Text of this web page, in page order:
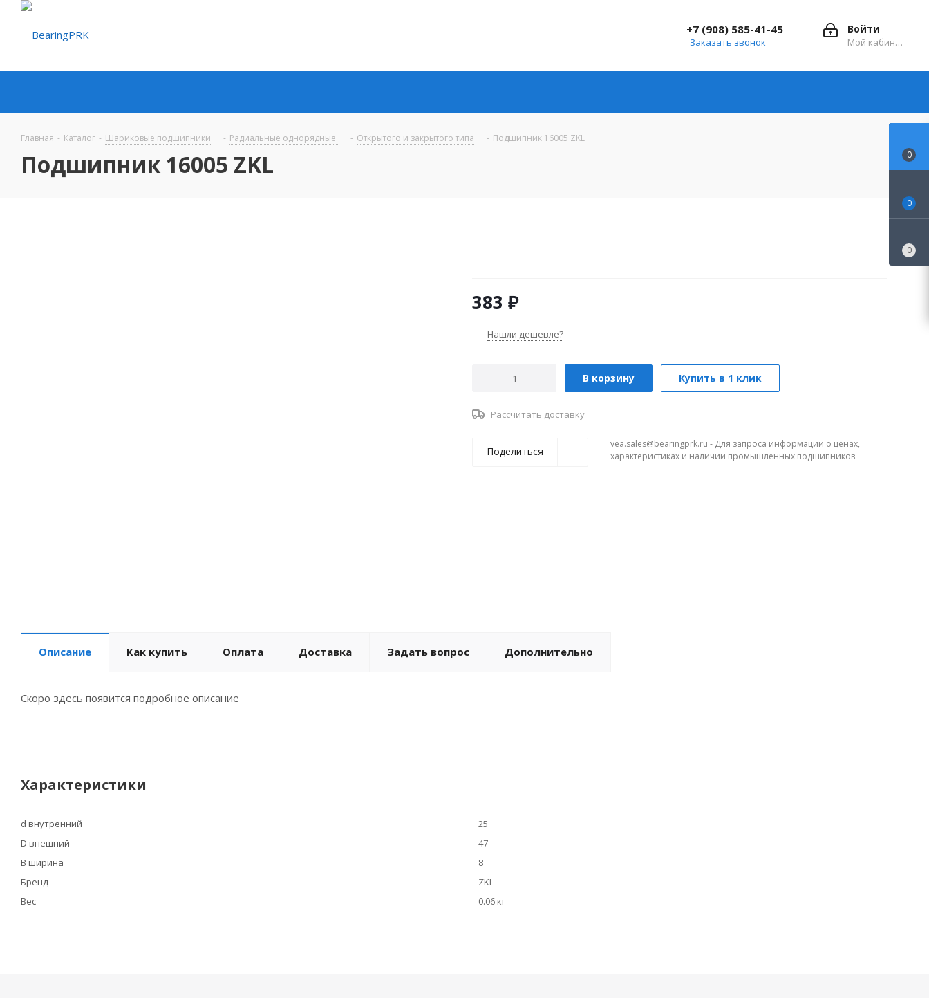
Войти
Мой кабинет
+7 (908) 585-41-45
Заказать звонок
Главная - Каталог - Шариковые подшипники - Радиальные однорядные - Открытого и закрытого типа - Подшипник 16005 ZKL
Подшипник 16005 ZKL
383 ₽
Нашли дешевле?
В корзину Купить в 1 клик
Рассчитать доставку
Поделиться
vea.sales@bearingprk.ru - Для запроса информации о ценах,
характеристиках и наличии промышленных подшипников.
Описание Как купить Оплата Доставка Задать вопрос Дополнительно
Скоро здесь появится подробное описание
Характеристики
d внутренний
25
D внешний
47
B ширина
8
Бренд
ZKL
Вес
0.06 кг
0
0
0